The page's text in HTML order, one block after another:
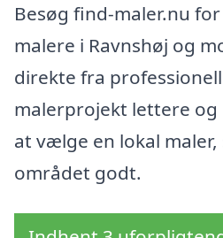
Besøg find-maler.nu
malere i Ravnshøj og
direkte fra
malerprojekt lettere og
at vælge en lokal
området godt.